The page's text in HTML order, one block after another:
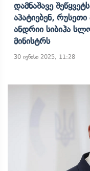
Დამნაშავე
Აპატიებენ,
Ანდრიი Სიბიჰა
Მინისტრს
30 ივნისი 2025, 11:28